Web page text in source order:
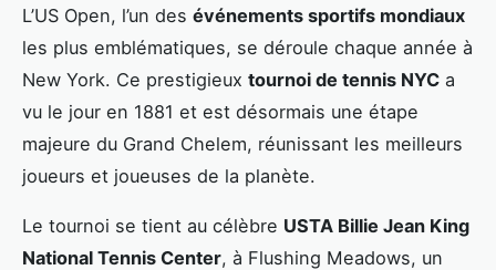
L’US Open, l’un des événements sportifs mondiaux
les plus emblématiques, se déroule chaque année à
New York. Ce prestigieux tournoi de tennis NYC a
vu le jour en 1881 et est désormais une étape
majeure du Grand Chelem, réunissant les meilleurs
joueurs et joueuses de la planète.
Le tournoi se tient au célèbre USTA Billie Jean King
National Tennis Center, à Flushing Meadows, un